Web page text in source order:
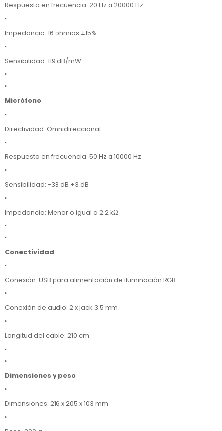
Respuesta en frecuencia: 20 Hz a 20000 Hz
''
Impedancia: 16 ohmios ±15%
''
Sensibilidad: 119 dB/mW
''
''
Micrófono
''
Directividad: Omnidireccional
''
Respuesta en frecuencia: 50 Hz a 10000 Hz
''
Sensibilidad: -38 dB ±3 dB
''
Impedancia: Menor o igual a 2.2 kΩ
''
''
Conectividad
''
Conexión: USB para alimentación de iluminación RGB
''
Conexión de audio: 2 x jack 3.5 mm
''
Longitud del cable: 210 cm
''
''
Dimensiones y peso
''
Dimensiones: 216 x 205 x 103 mm
''